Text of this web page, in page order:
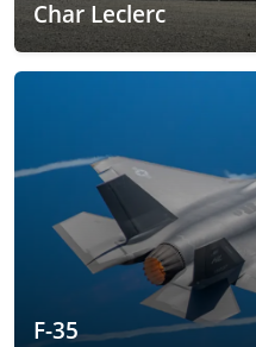
Char Leclerc
F-35